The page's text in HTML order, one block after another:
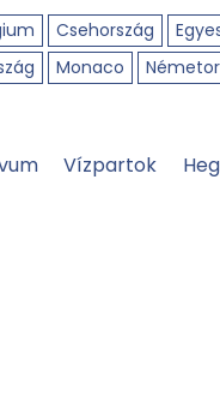
Csehország
Monaco
Vízpartok